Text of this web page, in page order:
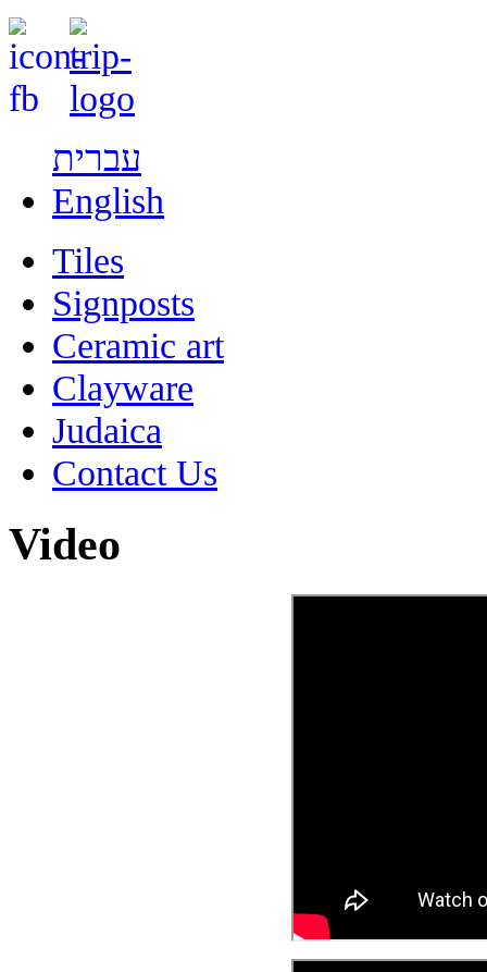
עברית
English
Tiles
Signposts
Ceramic art
Clayware
Judaica
Contact Us
Video